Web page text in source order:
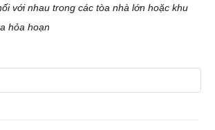
với nhau trong các tòa nhà lớn hoặc khu
hỏa hoạn